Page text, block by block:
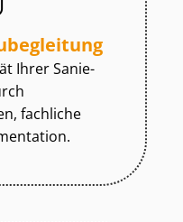
Ihrer Sa­nie­
fachliche